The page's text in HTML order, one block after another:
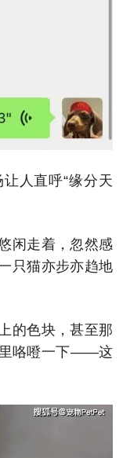
人直呼“缘分天
闲走着，忽然感
只猫亦步亦趋地
的色块，甚至那
里咯噔一下——这